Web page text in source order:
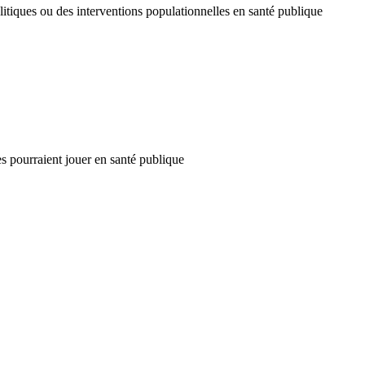
ou des interventions populationnelles en santé publique
pourraient jouer en santé publique